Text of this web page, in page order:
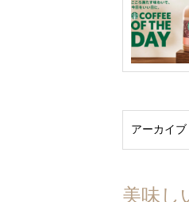
美味し